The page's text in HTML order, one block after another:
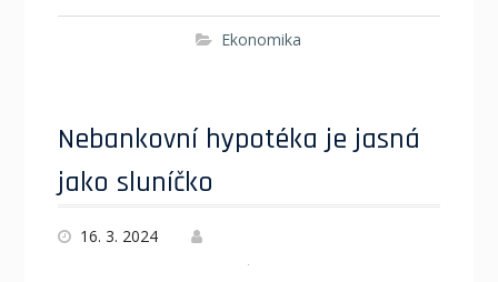
Ekonomika
Nebankovní hypotéka je jasná
jako sluníčko
16. 3. 2024